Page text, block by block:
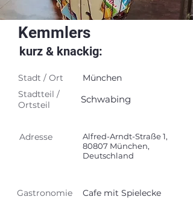
Kemmlers
kurz & knackig:
Stadt / Ort
München
Stadtteil /
Ortsteil
Schwabing
Adresse
Alfred-Arndt-Straße 1,
80807 München,
Deutschland
Gastronomie Cafe mit Spielecke